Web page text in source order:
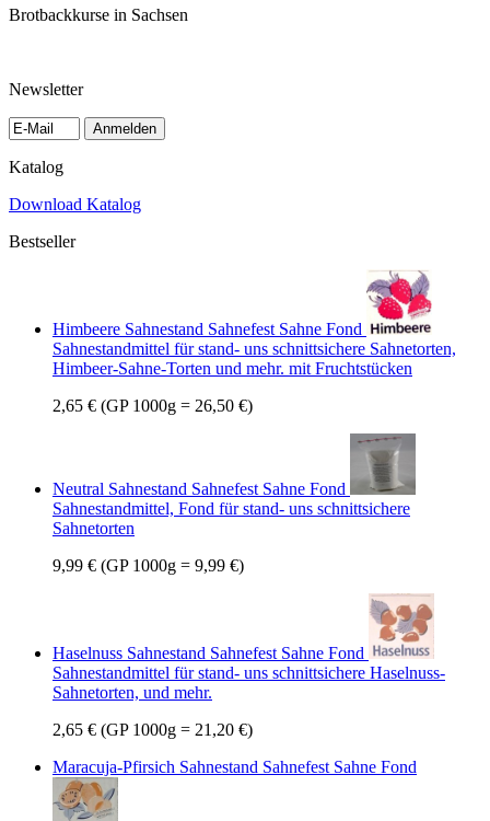
Brotbackkurse in Sachsen
Newsletter
Anmelden
Katalog
Download Katalog
Bestseller
Himbeere Sahnestand Sahnefest Sahne Fond
Sahnestandmittel für stand- uns schnittsichere Sahnetorten,
Himbeer-Sahne-Torten und mehr. mit Fruchtstücken
2,65 € (GP 1000g = 26,50 €)
Neutral Sahnestand Sahnefest Sahne Fond
Sahnestandmittel, Fond für stand- uns schnittsichere
Sahnetorten
9,99 € (GP 1000g = 9,99 €)
Haselnuss Sahnestand Sahnefest Sahne Fond
Sahnestandmittel für stand- uns schnittsichere Haselnuss-
Sahnetorten, und mehr.
2,65 € (GP 1000g = 21,20 €)
Maracuja-Pfirsich Sahnestand Sahnefest Sahne Fond